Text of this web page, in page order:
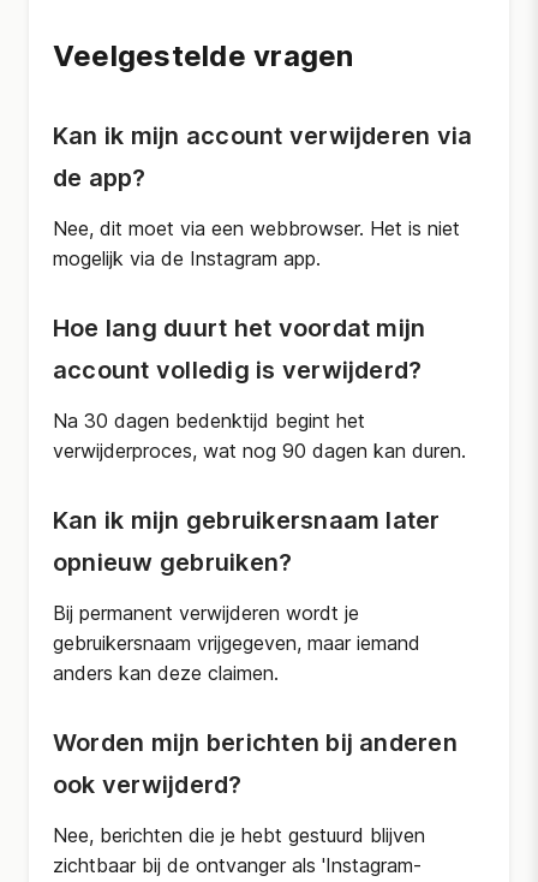
Veelgestelde vragen
Kan ik mijn account verwijderen via
de app?
Nee, dit moet via een webbrowser. Het is niet
mogelijk via de Instagram app.
Hoe lang duurt het voordat mijn
account volledig is verwijderd?
Na 30 dagen bedenktijd begint het
verwijderproces, wat nog 90 dagen kan duren.
Kan ik mijn gebruikersnaam later
opnieuw gebruiken?
Bij permanent verwijderen wordt je
gebruikersnaam vrijgegeven, maar iemand
anders kan deze claimen.
Worden mijn berichten bij anderen
ook verwijderd?
Nee, berichten die je hebt gestuurd blijven
zichtbaar bij de ontvanger als 'Instagram-